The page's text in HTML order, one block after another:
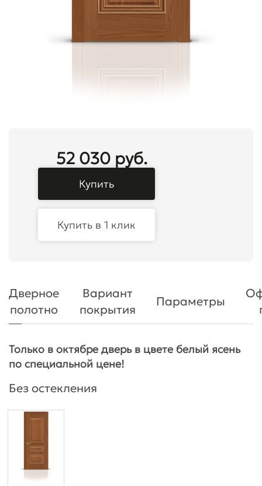
52 030 руб.
Купить
Купить в 1 клик
Дверное
полотно
Вариант
покрытия
Параметры
Только в октябре дверь в цвете белый ясень
по специальной цене!
Без остекления